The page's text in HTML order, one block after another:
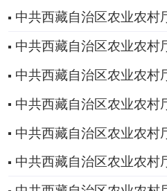
中共西藏自治区农业农村厅党组关于胡剑武同志调
中共西藏自治区农业农村厅党组关于益西顿珠等2名同志正式任
中共西藏自治区农业农村厅党组关于唐建华同志任
中共西藏自治区农业农村厅党组关于唐建华同志调
中共西藏自治区农业农村厅党组关于刘禄康同志任
中共西藏自治区农业农村厅党组关于次仁旺姆等同志职级晋